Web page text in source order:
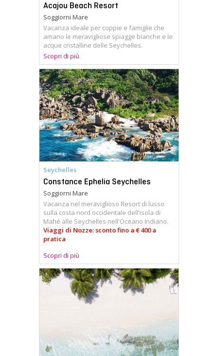
Acajou Beach Resort
Soggiorni Mare
Vacanza ideale per coppie e famiglie che
amano le meravigliose spiagge bianche e le
acque cristalline delle Seychelles.
Scopri di più
Seychelles
Constance Ephelia Seychelles
Soggiorni Mare
Vacanza nel meraviglioso Resort di lusso
sulla costa nord occidentale dell'isola di
Mahé alle Seychelles nell'Oceano Indiano.
Viaggi di Nozze: sconto fino a € 400 a
pratica
Scopri di più